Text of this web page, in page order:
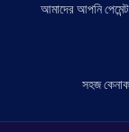
আমাদের আপনি
সহজ